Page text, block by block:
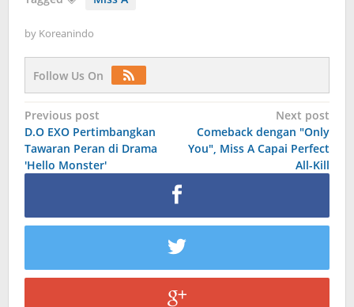
by Koreanindo
Follow Us On
Post
navigation
Previous post
D.O EXO Pertimbangkan
Tawaran Peran di Drama
′Hello Monster′
Next post
Comeback dengan "Only
You", Miss A Capai Perfect
All-Kill